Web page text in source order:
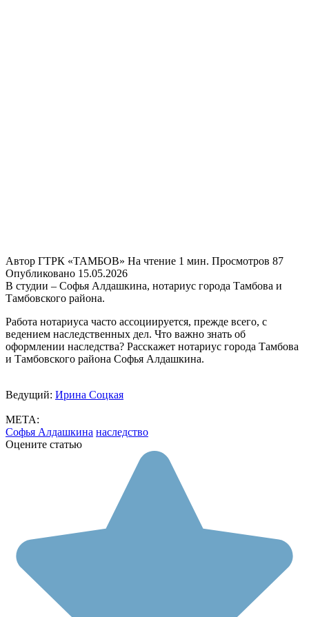
Автор ГТРК «ТАМБОВ» На чтение 1 мин. Просмотров 87
Опубликовано 15.05.2026
В студии – Софья Алдашкина, нотариус города Тамбова и
Тамбовского района.
Работа нотариуса часто ассоциируется, прежде всего, с
ведением наследственных дел. Что важно знать об
оформлении наследства? Расскажет нотариус города Тамбова
и Тамбовского района Софья Алдашкина.
Ведущий: Ирина Соцкая
МЕТА:
Софья Алдашкина наследство
Оцените статью